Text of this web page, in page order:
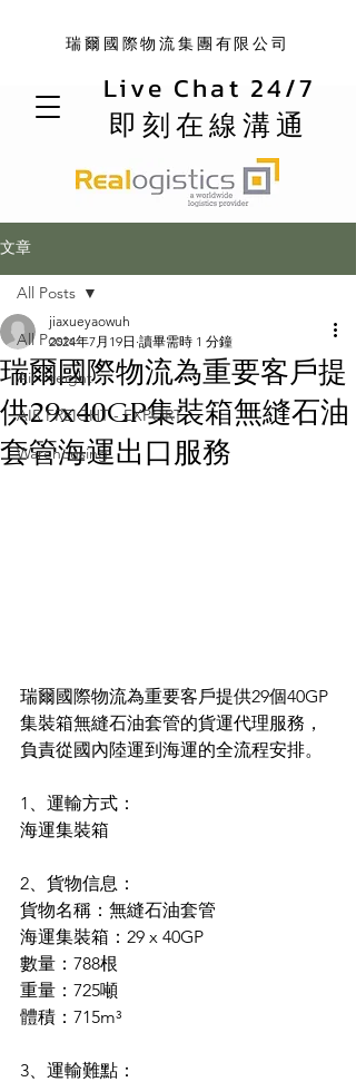
Live Chat 24/7
即刻在線溝通
瑞爾國際物流集團有限公司
文章
All Posts
Air Freight
AIR FREIGHT - EXPORT
Warehousing
All Posts
瑞爾國際物流為重要客戶提
供29x40GP集裝箱無縫石油
套管海運出口服務
jiaxueyaowuh
2024年7月19日 讀畢需時 1 分鐘
瑞爾國際物流為重要客戶提供29個40GP
集裝箱無縫石油套管的貨運代理服務，
負責從國內陸運到海運的全流程安排。
1、運輸方式：
海運集裝箱
2、貨物信息：
貨物名稱：無縫石油套管
海運集裝箱：29 x 40GP
數量：788根
重量：725噸
體積：715m³
3、運輸難點：